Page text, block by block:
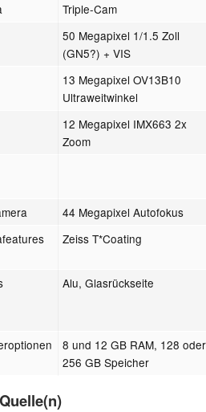
Triple-Cam
50 Megapixel 1/1.5 Zoll
(GN5?) + VIS
13 Megapixel OV13B10
Ultraweitwinkel
12 Megapixel IMX663 2x
Zoom
44 Megapixel Autofokus
Zeiss T*Coating
Alu, Glasrückseite
8 und 12 GB RAM, 128 oder
256 GB Speicher
Quelle(n)